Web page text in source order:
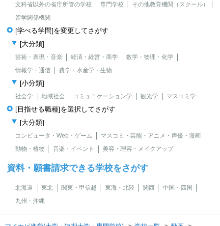
文科省以外の省庁所管の学校
専門学校
その他教育機関（スクール）
留学関係機関
[学べる学問]を変更してさがす
[大分類]
芸術・表現・音楽 経済・経営・商学
数学・物理・化学
情報学・通信
農学・水産学・生物
[小分類]
社会学 地域社会 コミュニケーション学 観光学 マスコミ学
[目指せる職種]を選択してさがす
[大分類]
コンピュータ・Web・ゲーム
マスコミ・芸能・アニメ・声優・漫画
動物・植物
音楽・イベント 美容・理容・メイクアップ
資料・願書請求できる学校をさがす
北海道 東北 関東・甲信越 東海・北陸 関西
中国・四国
九州・沖縄